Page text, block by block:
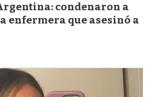
condenaron a
enfermera que asesinó a